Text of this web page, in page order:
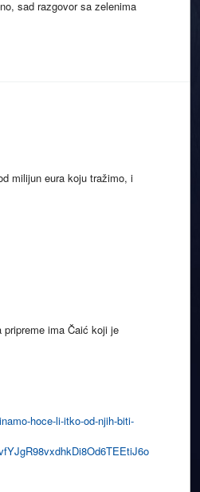
sad razgovor sa zelenima
milijun eura koju tražimo, i
ima Čaić koji je
hoce-li-itko-od-njih-biti-